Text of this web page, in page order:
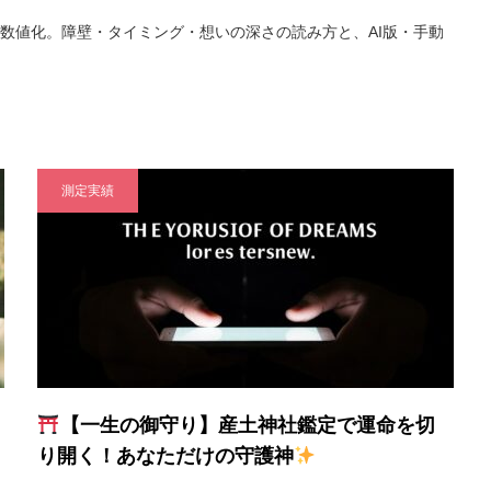
値化。障壁・タイミング・想いの深さの読み方と、AI版・手動
測定実績
【一生の御守り】産土神社鑑定で運命を切
り開く！あなただけの守護神